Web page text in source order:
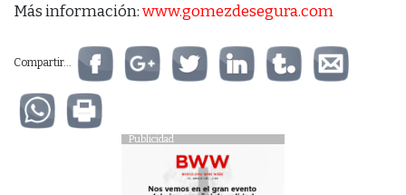
Más información:www.gomezdesegura.com
Compartir...
Publicidad